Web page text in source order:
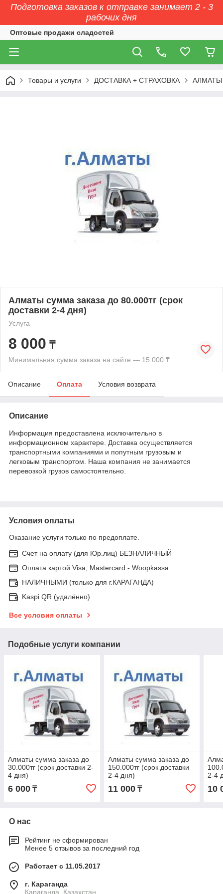
Подготовка заказов к отправке занимает 2 - 3
рабочих дня
Оптовые продажи сладостей
Товары и услуги ДОСТАВКА + СТРАХОВКА АЛМАТЫ
Алматы сумма заказа до 80.000тг (срок
доставки 2-4 дня)
Услуга
8 000 ₸
Минимальная сумма заказа на сайте — 15 000 ₸
Описание Оплата Условия возврата
Описание
Информация предоставлена исключительно в
информационном характере. Доставка осуществляется
транспортными компаниями и попутным грузовым и
легковым транспортом. Наша компания не занимается
перевозкой грузов самостоятельно.
Условия оплаты
Оказание услуги только по предоплате.
Счет на оплату (для Юр.лиц) БЕЗНАЛИЧНЫЙ
Оплата картой Visa, Mastercard - Woopkassa
НАЛИЧНЫМИ (только для г.КАРАГАНДА)
Kaspi QR (удалённо)
Все условия оплаты
Подобные услуги компании
Алматы сумма заказа до
30.000тг (срок доставки 2-
4 дня)
6 000 ₸
Алматы сумма заказа до
150.000тг (срок доставки
2-4 дня)
11 000₸
2-4
10
О нас
Рейтинг не сформирован
Менее 5 отзывов за последний год
Работает с 11.05.2017
г. Караганда
Караганда, Казахстан